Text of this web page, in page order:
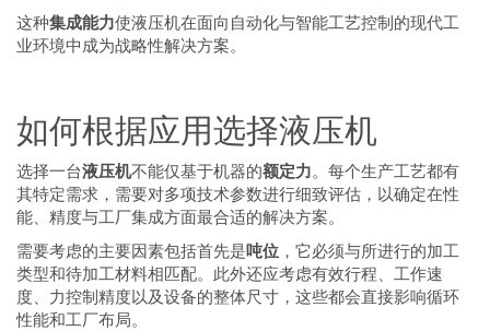
这种集成能力使液压机在面向自动化与智能工艺控制的现代工
业环境中成为战略性解决方案。
如何根据应用选择液压机
选择一台液压机不能仅基于机器的额定力。每个生产工艺都有
其特定需求，需要对多项技术参数进行细致评估，以确定在性
能、精度与工厂集成方面最合适的解决方案。
需要考虑的主要因素包括首先是吨位 ，它必须与所进行的加工
类型和待加工材料相匹配。此外还应考虑有效行程、工作速
度、力控制精度以及设备的整体尺寸，这些都会直接影响循环
性能和工厂布局。